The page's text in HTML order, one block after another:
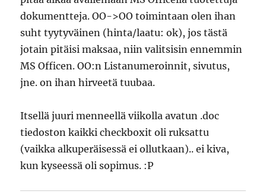
dokumentteja. OO->OO toimintaan olen ihan
suht tyytyväinen (hinta/laatu: ok), jos tästä
jotain pitäisi maksaa, niin valitsisin ennemmin
MS Officen. OO:n Listanumeroinnit, sivutus,
jne. on ihan hirveetä tuubaa.
Itsellä juuri menneellä viikolla avatun .doc
tiedoston kaikki checkboxit oli ruksattu
(vaikka alkuperäisessä ei ollutkaan).. ei kiva,
kun kyseessä oli sopimus. :P